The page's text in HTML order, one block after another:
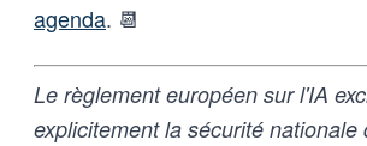
agenda. 📆
Le règlement européen sur l'IA
explicitement la sécurité nationale